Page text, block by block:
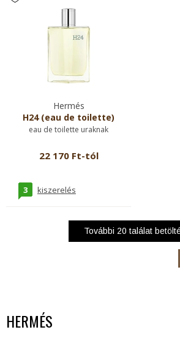
Hermés
H24 (eau de toilette)
eau de toilette uraknak
22 170 Ft-tól
3 kiszerelés
További 20 találat
HERMÉS